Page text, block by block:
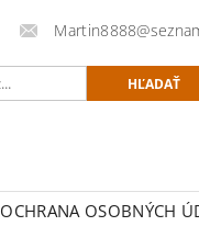
OCHRANA OSOBNÝCH